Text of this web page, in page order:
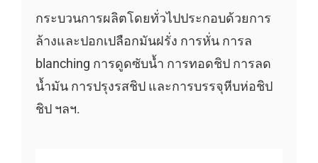
กระบวนการผลิตโดยทั่วไปประกอบด้วยการ
ล้างและปอกเปลือกมันฝรั่ง การหั่น การล
blanching การดูดซับน้ำ การทอดชิป การลด
น้ำมัน การปรุงรสชิป และการบรรจุหีบห่อชิป
ชิป ฯลฯ.